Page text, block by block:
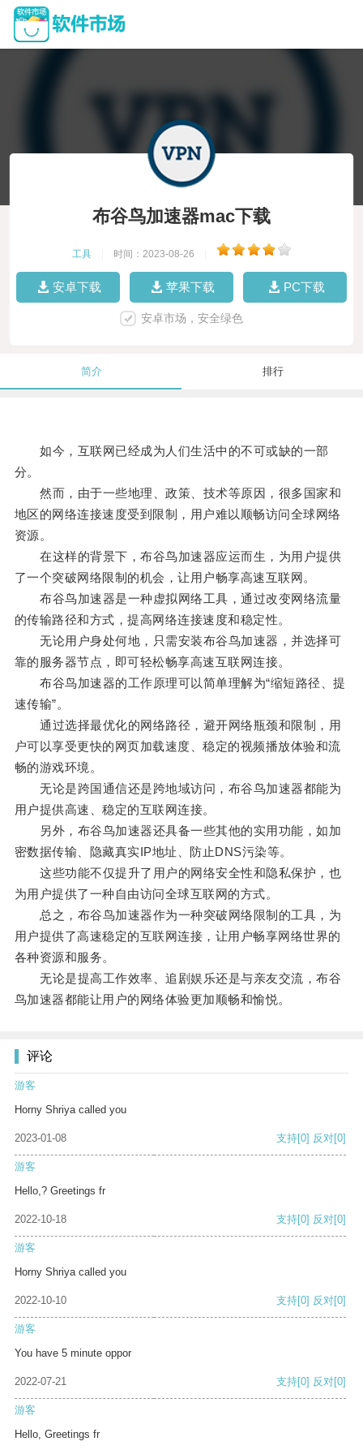
布谷鸟加速器mac下载
工具 时间：2023-08-26
安卓下载 苹果下载 PC下载
安卓市场，安全绿色
简介 排行
如今，互联网已经成为人们生活中的不可或缺的一部
分。
然而，由于一些地理、政策、技术等原因，很多国家和
地区的网络连接速度受到限制，用户难以顺畅访问全球网络
资源。
在这样的背景下，布谷鸟加速器应运而生，为用户提供
了一个突破网络限制的机会，让用户畅享高速互联网。
布谷鸟加速器是一种虚拟网络工具，通过改变网络流量
的传输路径和方式，提高网络连接速度和稳定性。
无论用户身处何地，只需安装布谷鸟加速器，并选择可
靠的服务器节点，即可轻松畅享高速互联网连接。
布谷鸟加速器的工作原理可以简单理解为“缩短路径、提
速传输”。
通过选择最优化的网络路径，避开网络瓶颈和限制，用
户可以享受更快的网页加载速度、稳定的视频播放体验和流
畅的游戏环境。
无论是跨国通信还是跨地域访问，布谷鸟加速器都能为
用户提供高速、稳定的互联网连接。
另外，布谷鸟加速器还具备一些其他的实用功能，如加
密数据传输、隐藏真实IP地址、防止DNS污染等。
这些功能不仅提升了用户的网络安全性和隐私保护，也
为用户提供了一种自由访问全球互联网的方式。
总之，布谷鸟加速器作为一种突破网络限制的工具，为
用户提供了高速稳定的互联网连接，让用户畅享网络世界的
各种资源和服务。
无论是提高工作效率、追剧娱乐还是与亲友交流，布谷
鸟加速器都能让用户的网络体验更加顺畅和愉悦。
评论
游客
Horny Shriya called you
2023-01-08 支持[0] 反对[0]
游客
Hello,? Greetings fr
2022-10-18 支持[0] 反对[0]
游客
Horny Shriya called you
2022-10-10 支持[0] 反对[0]
游客
You have 5 minute oppor
2022-07-21 支持[0] 反对[0]
游客
Hello, Greetings fr